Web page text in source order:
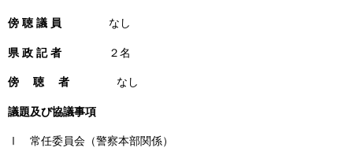
傍 聴 議 員 なし
県 政 記 者 ２名
傍 聴 者 なし
議題及び協議事項
Ⅰ 常任委員会（警察本部関係）